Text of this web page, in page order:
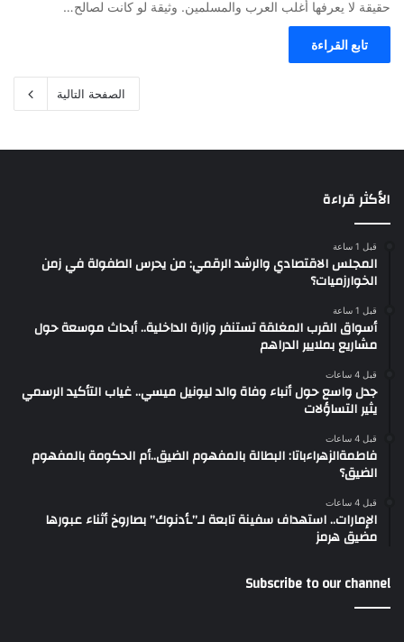
حقيقة لا يعرفها أغلب العرب والمسلمين. وثيقة لو كانت لصالح…
تابع القراءة
الصفحة التالية
الأكثر قراءة
قبل 1 ساعة
المجلس الاقتصادي والرشد الرقمي: من يحرس الطفولة في زمن
الخوارزميات؟
قبل 1 ساعة
أسواق القرب المغلقة تستنفر وزارة الداخلية.. أبحاث موسعة حول
مشاريع بملايير الدراهم
قبل 4 ساعات
جدل واسع حول أنباء وفاة والد ليونيل ميسي.. غياب التأكيد الرسمي
يثير التساؤلات
قبل 4 ساعات
فاطمةالزهراءباتا: البطالة بالمفهوم الضيق..أم الحكومة بالمفهوم
الضيق؟
قبل 4 ساعات
الإمارات.. استهداف سفينة تابعة لـ”ـأدنوك” بصاروخ أثناء عبورها
مضيق هرمز
Subscribe to our channel